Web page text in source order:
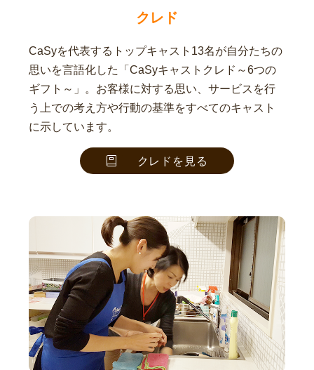
クレド
CaSyを代表するトップキャスト13名が自分たちの
思いを言語化した「CaSyキャストクレド～6つの
ギフト～」。お客様に対する思い、サービスを行
う上での考え方や行動の基準をすべてのキャスト
に示しています。
クレドを見る